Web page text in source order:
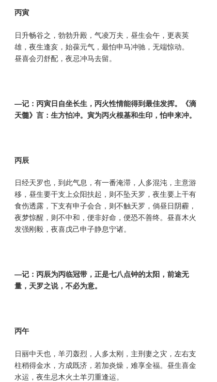
丙寅
日升畅谷之，勃勃升殿，气凌万夫，昼生会午，更表英
雄，夜生逢亥，始葆元气，最怕申马冲驰，无端惊动。
昼喜会刃舒配，夜忌冲马去留。
—记：丙寅日自坐长生，丙火性情能得到最佳发挥。《滴
天髓》言：生方怕冲。寅为丙火根基和生印，怕申来冲。
丙辰
日经天罗也，到此气息，有一番淹滞，人多混沌，主意游
移，昼生要干支上众阳扶起，则不坠天罗，夜生要上干有
食伤透露，下支有申子会合，则不触天罗，倘昼日阴霾，
夜梦惊醒，则不中和，便非好命，便恐不善终。昼喜木火
发强刚毅，夜喜戊己申子静息宁诸。
—记：丙辰为丙临冠带，正是七八点钟的太阳，前途无
量，天罗之说，不必为意。
丙午
日丽中天也，羊刃轰烈，人多太刚，主刑妻之灾，左右支
柱稍得金水，方成既济，若加炎燥，难享全福。昼生喜金
水运，夜生忌木火土羊刃重逢运。